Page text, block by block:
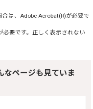
は、 Adobe Acrobat(R)が必要で
必要です。正しく表示されない
なページも見ていま